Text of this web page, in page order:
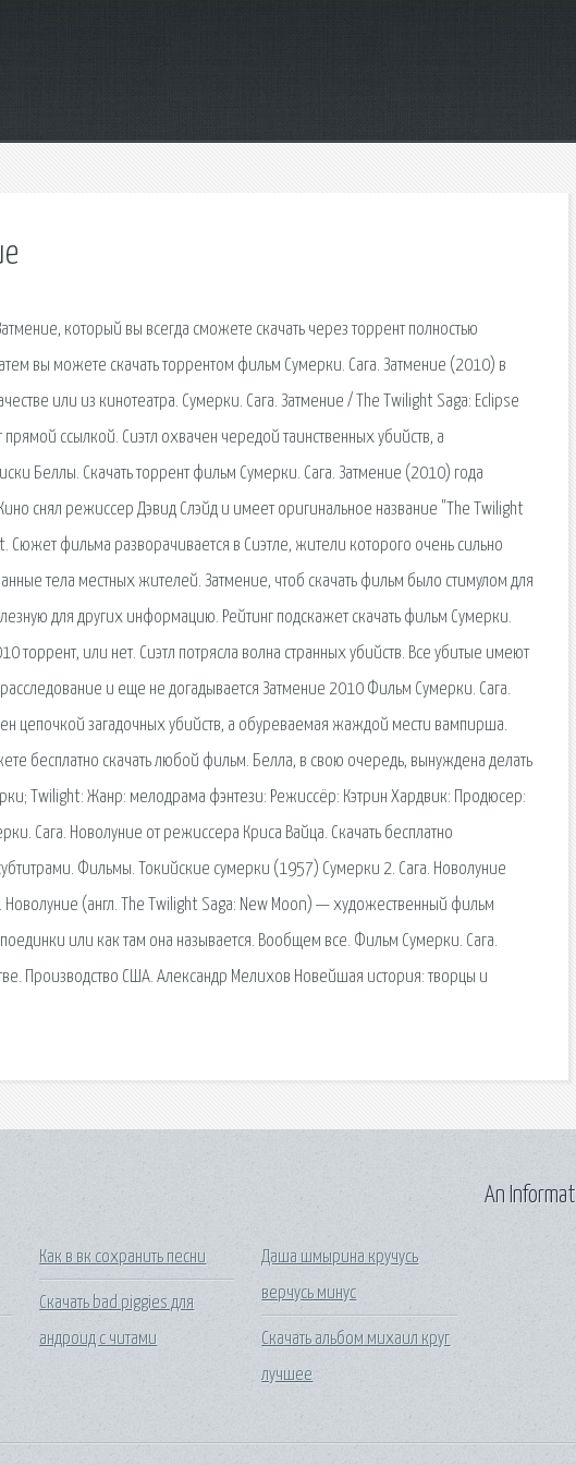
который вы всегда сможете скачать через торрент полностью
вы можете скачать торрентом фильм Сумерки. Сага. Затмение (2010) в
или из кинотеатра. Сумерки. Сага. Затмение / The Twilight Saga: Eclipse
ссылкой. Сиэтл охвачен чередой таинственных убийств, а
Беллы. Скачать торрент фильм Сумерки. Сага. Затмение (2010) года
снял режиссер Дэвид Слэйд и имеет оригинальное название "The Twilight
фильма разворачивается в Сиэтле, жители которого очень сильно
тела местных жителей. Затмение, чтоб скачать фильм было стимулом для
для других информацию. Рейтинг подскажет скачать фильм Сумерки.
торрент, или нет. Сиэтл потрясла волна странных убийств. Все убитые имеют
и еще не догадывается Затмение 2010 Фильм Сумерки. Сага.
цепочкой загадочных убийств, а обуреваемая жаждой мести вампирша.
бесплатно скачать любой фильм. Белла, в свою очередь, вынуждена делать
Twilight: Жанр: мелодрама фэнтези: Режиссёр: Кэтрин Хардвик: Продюсер:
Сага. Новолуние от режиссера Криса Вайца. Скачать бесплатно
Фильмы. Токийские сумерки (1957) Сумерки 2. Сага. Новолуние
(англ. The Twilight Saga: New Moon) — художественный фильм
или как там она называется. Вообщем все. Фильм Сумерки. Сага.
Производство США. Александр Мелихов Новейшая история: творцы и
Как в вк сохранить песни
Скачать bad piggies для
андроид с читами
Даша шмырина кручусь
верчусь минус
Скачать альбом михаил круг
лучшее
An